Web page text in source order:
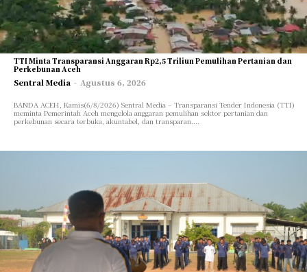
TTI Minta Transparansi Anggaran Rp2,5 Triliun Pemulihan Pertanian dan
Perkebunan Aceh
Sentral Media - Agustus 6, 2026
BANDA ACEH, Kamis(6/8/2026) Sentral Media – Transparansi Tender Indonesia (TTI)
meminta Pemerintah Aceh mengelola anggaran pemulihan sektor pertanian dan
perkebunan secara terbuka, akuntabel, dan transparan....